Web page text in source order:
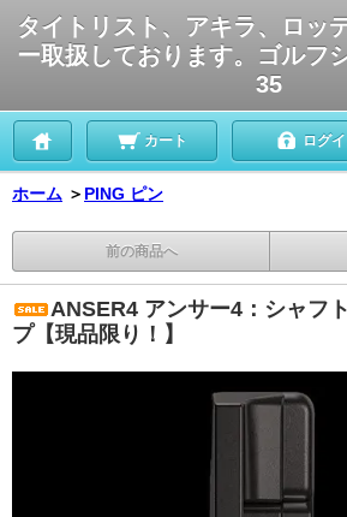
タイトリスト、アキラ、ロッ
ー取扱しております。ゴルフ
35
カート ログ
ホーム ＞ PING ピン
前の商品へ
ANSER4 アンサー4：シャフ
プ【現品限り！】